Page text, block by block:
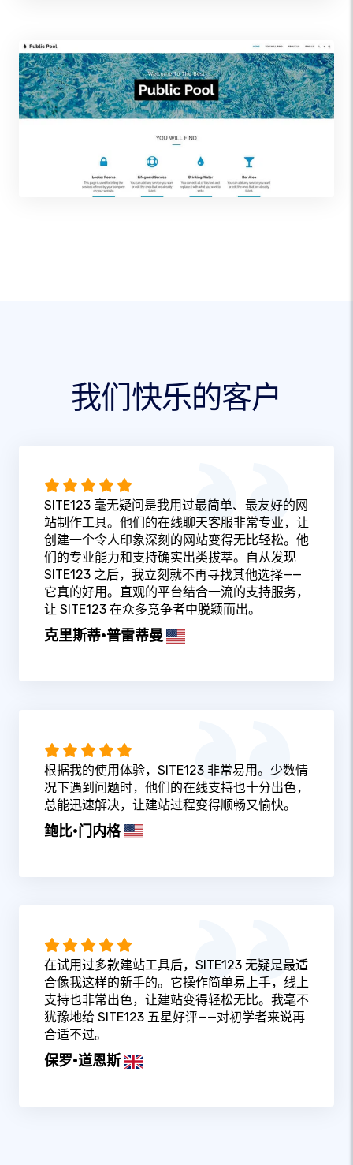
我们快乐的客户
SITE123 毫无疑问是我用过最简单、最友好的网
站制作工具。他们的在线聊天客服非常专业，让
创建一个令人印象深刻的网站变得无比轻松。他
们的专业能力和支持确实出类拔萃。自从发现
SITE123 之后，我立刻就不再寻找其他选择——
它真的好用。直观的平台结合一流的支持服务，
让 SITE123 在众多竞争者中脱颖而出。
克里斯蒂·普雷蒂曼
根据我的使用体验，SITE123 非常易用。少数情
况下遇到问题时，他们的在线支持也十分出色，
总能迅速解决，让建站过程变得顺畅又愉快。
鲍比·门内格
在试用过多款建站工具后，SITE123 无疑是最适
合像我这样的新手的。它操作简单易上手，线上
支持也非常出色，让建站变得轻松无比。我毫不
犹豫地给 SITE123 五星好评——对初学者来说再
合适不过。
保罗·道恩斯